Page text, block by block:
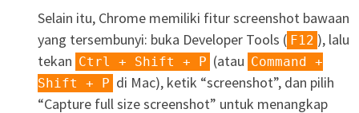
Selain itu, Chrome memiliki fitur screenshot bawaan
yang tersembunyi: buka Developer Tools ( F12 ), lalu
tekan Ctrl + Shift + P (atau Command +
Shift + P di Mac), ketik “screenshot”, dan pilih
“Capture full size screenshot” untuk menangkap